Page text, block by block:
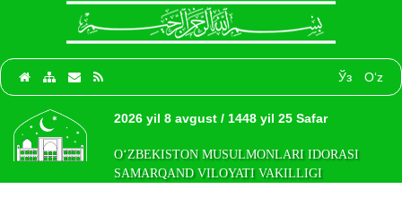
Ўз O‘z
2026 yil 8 avgust / 1448 yil 25 Safar
O‘ZBEKISTON MUSULMONLARI IDORASI
SAMARQAND VILOYATI VAKILLIGI